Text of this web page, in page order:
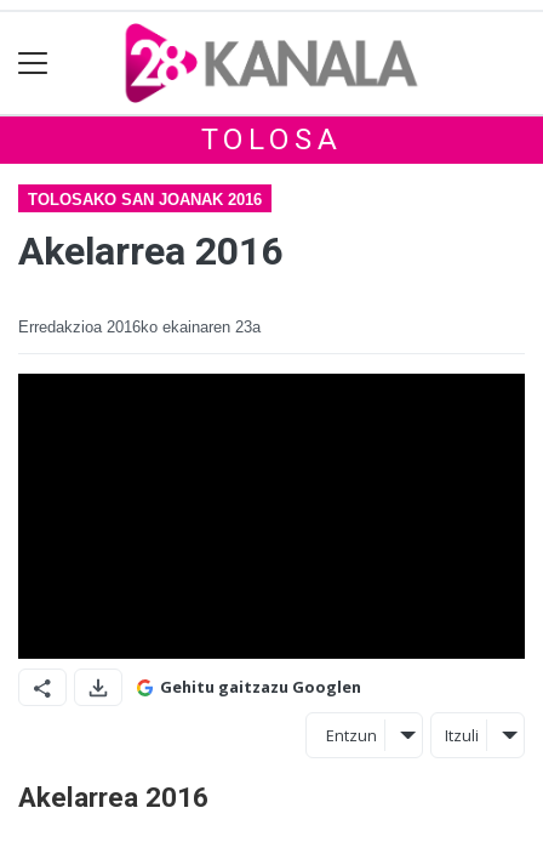
TOLOSA
TOLOSAKO SAN JOANAK 2016
Akelarrea 2016
Erredakzioa 2016ko ekainaren 23a
Gehitu gaitzazu Googlen
Entzun Itzuli
Akelarrea 2016